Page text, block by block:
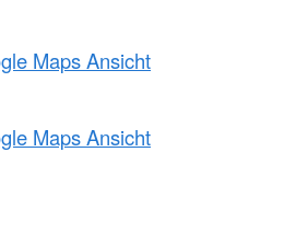
Maps Ansicht
Maps Ansicht